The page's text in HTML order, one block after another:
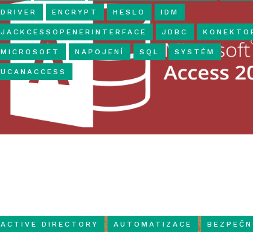
DRIVER ENCRYPT HESLO IDM
JACKCESSOPENERINTERFACE JDBC
MICROSOFT NAPOJENÍ SQL SYSTÉM
UCANACCESS
ACTIVE DIRECTORY AUTOMATIZACE